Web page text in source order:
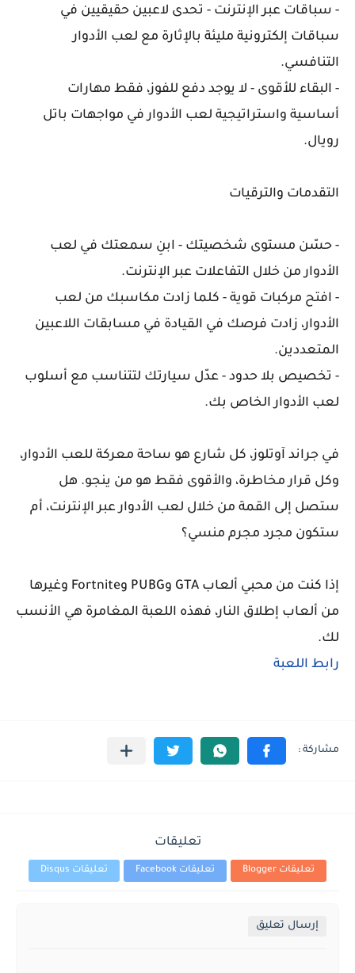
- سباقات عبر الإنترنت - تحدى لاعبين حقيقيين في
سباقات إلكترونية مليئة بالإثارة مع لعب الأدوار
التنافسي.
- البقاء للأقوى - لا يوجد دفع للفوز، فقط مهارات
أساسية واستراتيجية لعب الأدوار في مواجهات باتل
رويال.
التقدمات والترقيات
- حسّن مستوى شخصيتك - ابنِ سمعتك في لعب
الأدوار من خلال التفاعلات عبر الإنترنت.
- افتح مركبات قوية - كلما زادت مكاسبك من لعب
الأدوار، زادت فرصك في القيادة في مسابقات اللاعبين
المتعددين.
- تخصيص بلا حدود - عدّل سيارتك لتتناسب مع أسلوب
لعب الأدوار الخاص بك.
في جراند آوتلوز، كل شارع هو ساحة معركة للعب الأدوار،
وكل قرار مخاطرة، والأقوى فقط هو من ينجو. هل
ستصل إلى القمة من خلال لعب الأدوار عبر الإنترنت، أم
ستكون مجرد مجرم منسي؟
إذا كنت من محبي ألعاب GTA وPUBG وFortnite وغيرها
من ألعاب إطلاق النار، فهذه اللعبة المغامرة هي الأنسب
لك.
رابط اللعبة
تعليقات
تعليقات Blogger تعليقات Facebook تعليقات Disqus
إرسال تعليق